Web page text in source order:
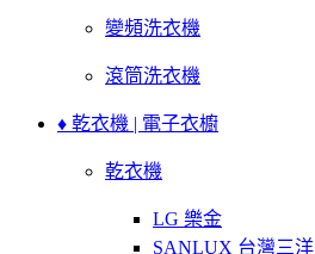
變頻洗衣機
滾筒洗衣機
♦ 乾衣機 | 電子衣櫥
乾衣機
LG 樂金
SANLUX 台灣三洋